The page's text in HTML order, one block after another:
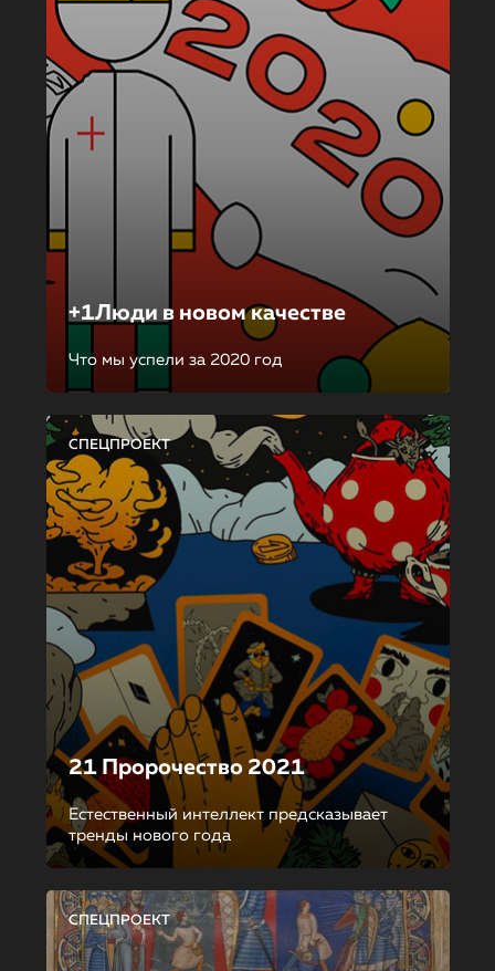
+1Люди в новом качестве
Что мы успели за 2020 год
СПЕЦПРОЕКТ
21 Пророчество 2021
Естественный интеллект предсказывает
тренды нового года
СПЕЦПРОЕКТ